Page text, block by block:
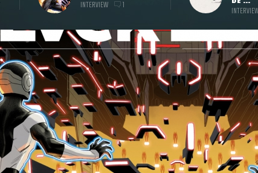
INTERVIEW 1